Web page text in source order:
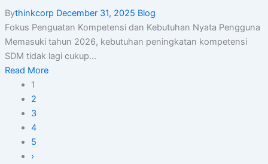
Bythinkcorp December 31, 2025 Blog
Fokus Penguatan Kompetensi dan Kebutuhan Nyata Pengguna
Memasuki tahun 2026, kebutuhan peningkatan kompetensi
SDM tidak lagi cukup...
Read More
1
2
3
4
5
›